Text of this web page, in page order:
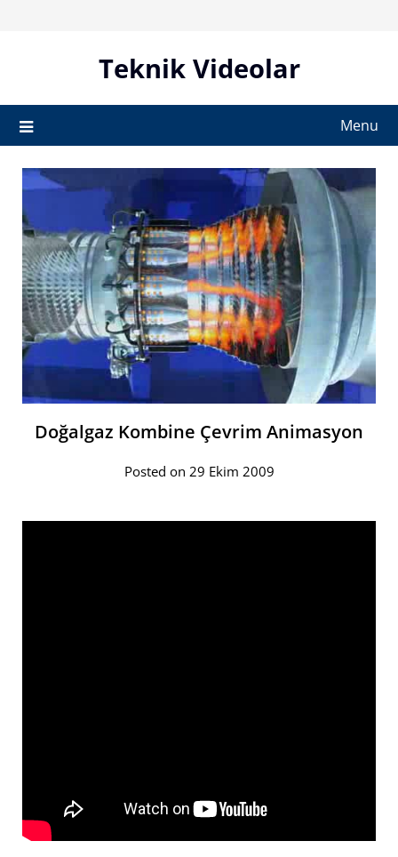
Teknik Videolar
Menu
Doğalgaz Kombine Çevrim Animasyon
Posted on 29 Ekim 2009